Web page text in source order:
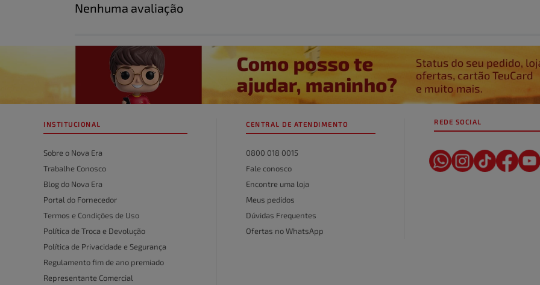
Título
Avalie o produto de 1 a 5 estrelas
★★★★★
Seu nome
Escreva uma avaliação
Nenhuma avaliação
INSTITUCIONAL
Sobre o Nova Era
Trabalhe Conosco
Blog do Nova Era
Portal do Fornecedor
Termos e Condições de Uso
Política de Troca e Devolução
Política de Privacidade e Segurança
Regulamento fim de ano premiado
Representante Comercial
CENTRAL DE ATENDIMENTO
0800 018 0015
Fale conosco
Encontre uma loja
Meus pedidos
Dúvidas Frequentes
Ofertas no WhatsApp
REDE SOCIAL